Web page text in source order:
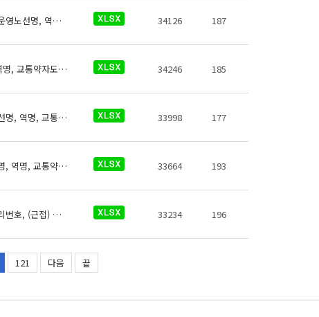
공항철도 역사들의 교통약자네비게이션키오스크에 대한 데이터로 철도운영기관명, 운영노선명, 역명, 관리번호, 지상지하구분, 역층, (근접) 출입구번호, 상세위치, 음성 서비스 여부, 점자 서비스 여부, 시각 서비스 여부, 운영기관, 운영기관전화번호, 데이터 기준일자, 참고사항이 있습니다.
34126 187
공항철도 역사들의 교통약자도우미에 대한 데이터로 철도운영기관명, 운영노선명, 역명, 교통약자도우미 전화번호, 데이터 기준일자, 참고사항이 있습니다.
34246 185
의정부경량전철 역사들의 교통약자도우미에 대한 데이터로 철도운영기관명, 운영노선명, 역명, 교통약자도우미 전화번호, 데이터 기준일자, 참고사항이 있습니다.
33998 177
대구교통공사 역사들의 교통약자도우미에 대한 데이터로 철도운영기관명, 운영노선명, 역명, 교통약자도우미 전화번호, 데이터 기준일자, 참고사항이 있습니다.
33664 193
대구교통공사 휠체어리프트에 대한 데이터로 철도운영기관명, 운영노선명, 역명, 관리번호, (근접) 출입구번호, 시작층(지상/지하), 시작층(운행역층), 시작층(상세위치), 종료층(지상/지하), 종료층(운행역층), 종료층(상세위치), 길이(Cm), 폭(Cm), 한계중량(Kg), 승강기상태, 승강기 일련번호, 데이터 기준일자, 참고사항이 있습니다.
33234 196
121 다음 끝